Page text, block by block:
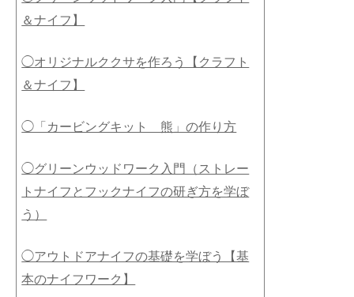
＆ナイフ】
◯オリジナルククサを作ろう【クラフト
＆ナイフ】
◯「カービングキット 熊」の作り方
◯グリーンウッドワーク入門（ストレー
トナイフとフックナイフの研ぎ方を学ぼ
う）
◯アウトドアナイフの基礎を学ぼう【基
本のナイフワーク】